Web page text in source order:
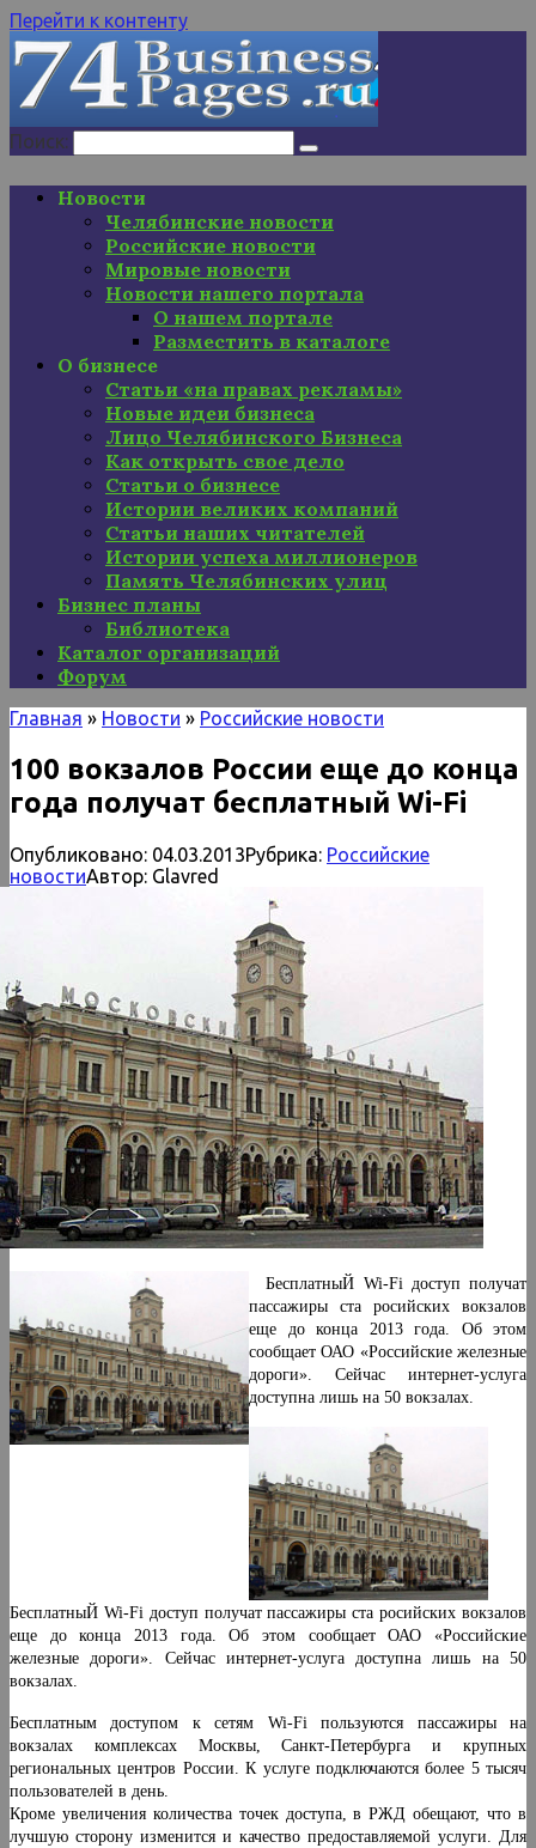
Перейти к контенту
Поиск:
Новости
Челябинские новости
Российские новости
Мировые новости
Новости нашего портала
О нашем портале
Разместить в каталоге
О бизнесе
Статьи «на правах рекламы»
Новые идеи бизнеса
Лицо Челябинского Бизнеса
Как открыть свое дело
Статьи о бизнесе
Истории великих компаний
Статьи наших читателей
Истории успеха миллионеров
Память Челябинских улиц
Бизнес планы
Библиотека
Каталог организаций
Форум
Главная » Новости » Российские новости
100 вокзалов России еще до конца
года получат бесплатный Wi-Fi
Опубликовано: 04.03.2013Рубрика: Российские
новостиАвтор: Glavred
БесплатныЙ Wi-Fi доступ получат
пассажиры ста росийских вокзалов
еще до конца 2013 года. Об этом
сообщает ОАО «Российские железные
дороги». Сейчас интернет-услуга
доступна лишь на 50 вокзалах.
БесплатныЙ Wi-Fi доступ получат пассажиры ста росийских вокзалов
еще до конца 2013 года. Об этом сообщает ОАО «Российские
железные дороги». Сейчас интернет-услуга доступна лишь на 50
вокзалах.
Бесплатным доступом к сетям Wi-Fi пользуются пассажиры на
вокзалах комплексах Москвы, Санкт-Петербурга и крупных
региональных центров России. К услуге подключаются более 5 тысяч
пользователей в день.
Кроме увеличения количества точек доступа, в РЖД обещают, что в
лучшую сторону изменится и качество предоставляемой услуги. Для